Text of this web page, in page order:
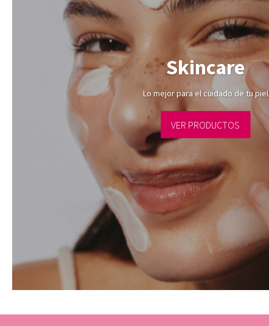
Skincare
Lo mejor para el cuidado de tu piel
VER PRODUCTOS